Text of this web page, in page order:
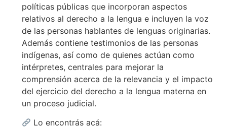
políticas públicas que incorporan aspectos
relativos al derecho a la lengua e incluyen la voz
de las personas hablantes de lenguas originarias.
Además contiene testimonios de las personas
indígenas, así como de quienes actúan como
intérpretes, centrales para mejorar la
comprensión acerca de la relevancia y el impacto
del ejercicio del derecho a la lengua materna en
un proceso judicial.
Lo encontrás acá: